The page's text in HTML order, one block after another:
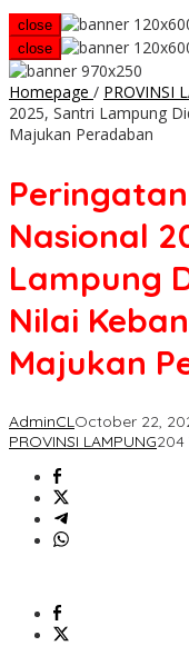
close
close
Homepage / PROVINSI
2025, Santri Lampung
Majukan Peradaban
Nasional
Lampung
Nilai
Majukan
AdminCLOctober 22,
PROVINSI LAMPUNG204